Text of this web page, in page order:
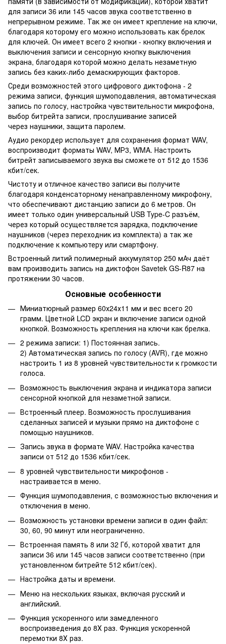
для записи 36 или 145 часов звука соответственно в
непрерывном режиме. Так же он имеет крепление на ключи,
благодаря которому его можно использовать как брелок
для ключей. Он имеет всего 2 кнопки - кнопку включения и
выключения записи и сенсорную кнопку выключения
экрана, благодаря которой можно делать незаметную
запись без каких-либо демаскирующих факторов.
Среди возможностей этого цифрового диктофона - 2
режима записи, функция шумоподавления, автоматическая
запись по голосу, настройка чувствительности микрофона,
выбор битрейта записи, прослушивание записей
через наушники, защита паролем.
Аудио рекордер использует для сохранения формат WAV,
воспроизводит форматы WAV, МР3, WMA. Настроить
битрейт записываемого звука вы сможете от 512 до 1536
кбит/сек.
Чистоту и отличное качество записи вы получите
благодаря конденсаторному ненаправленному микрофону,
что обеспечивают дистанцию записи до 6 метров. Он
имеет только один универсальный USB Type-C разъём,
через который осуществляется зарядка, подключение
наушников (через переходник из комплекта) а так же
подключение к компьютеру или смартфону.
Встроенный литий полимерный аккумулятор 250 мАч даёт
вам производить запись на диктофон Savetek GS-R87 на
протяжении 30 часов.
Основные особенности
Миниатюрный размер 60х24х11 мм и вес всего 20
грамм. Цветной LCD экран и включение записи одной
кнопкой. Возможность крепления на ключи как брелка.
2 режима записи: 1) Постоянная запись.
2) Автоматическая запись по голосу (AVR), где можно
настроить 1 из 8 уровней чувствительности к громкости
голоса.
Возможность выключения экрана и индикатора записи
сенсорной кнопкой для незаметной записи.
Встроенный плеер. Возможность прослушивания
сделанных записей и музыки прямо на диктофоне с
помощью наушников.
Запись звука в формате WAV. Настройка качества
записи от 512 до 1536 кбит/сек.
8 уровней чувствительности микрофонов -
настраивается в меню.
Функция шумоподавления, с возможностью включения и
отключения в меню.
Возможность установки времени записи в один файл:
30, 60, 90 минут или неограниченно.
Встроенная память 8 или 32 Гб, которой хватит для
записи 36 или 145 часов записи соответственно (при
установленном битрейте 512 кбит/сек).
Настройка даты и времени.
Меню на нескольких языках, включая русский и
английский.
Функция ускоренного или замедленного
воспроизведения до 8Х раз. Функция ускоренной
перемотки 8Х раз.